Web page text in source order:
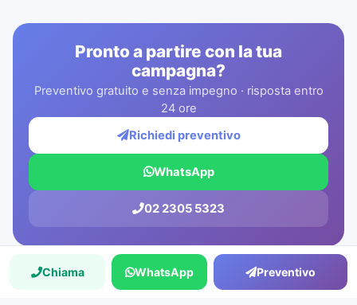
Pronto a partire con la tua
campagna?
Preventivo gratuito e senza impegno · risposta entro
24 ore
Richiedi preventivo
WhatsApp
02 2305 5323
Chiama WhatsApp Preventivo